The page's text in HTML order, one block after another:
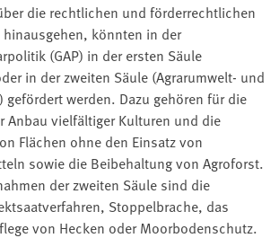
die rechtlichen und förderrechtlichen
könnten in der
(GAP) in der ersten Säule
in der zweiten Säule (Agrarumwelt- und
gefördert werden. Dazu gehören für die
Anbau vielfältiger Kulturen und die
Flächen ohne den Einsatz von
sowie die Beibehaltung von Agroforst.
der zweiten Säule sind die
Stoppelbrache, das
von Hecken oder Moorbodenschutz.